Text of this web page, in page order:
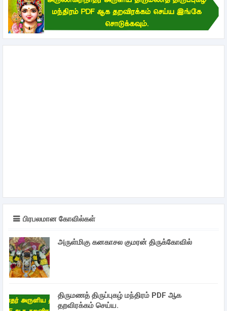
பிரபலமான கோவில்கள்
அருள்மிகு கனகாசல குமரன் திருக்கோவில்
திருமணத் திருப்புகழ் மந்திரம் PDF ஆக
தறவிரக்கம் செய்ய.